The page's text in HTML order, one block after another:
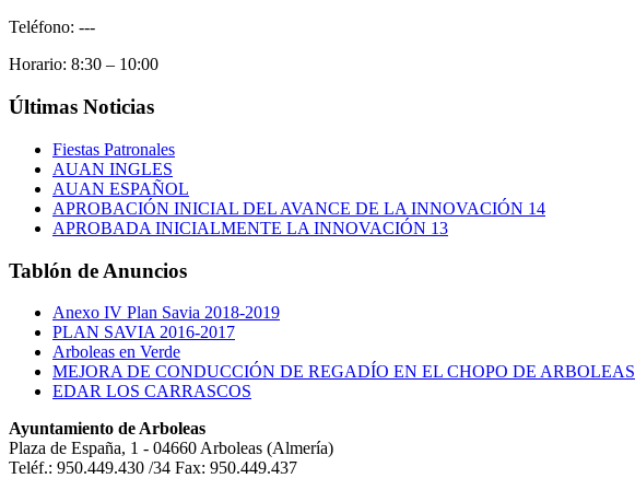
Teléfono: ---
Horario: 8:30 – 10:00
Últimas Noticias
Fiestas Patronales
AUAN INGLES
AUAN ESPAÑOL
APROBACIÓN INICIAL DEL AVANCE DE LA INNOVACIÓN 14
APROBADA INICIALMENTE LA INNOVACIÓN 13
Tablón de Anuncios
Anexo IV Plan Savia 2018-2019
PLAN SAVIA 2016-2017
Arboleas en Verde
MEJORA DE CONDUCCIÓN DE REGADÍO EN EL CHOPO DE ARBOLEAS
EDAR LOS CARRASCOS
Ayuntamiento de Arboleas
Plaza de España, 1 - 04660 Arboleas (Almería)
Teléf.: 950.449.430 /34 Fax: 950.449.437